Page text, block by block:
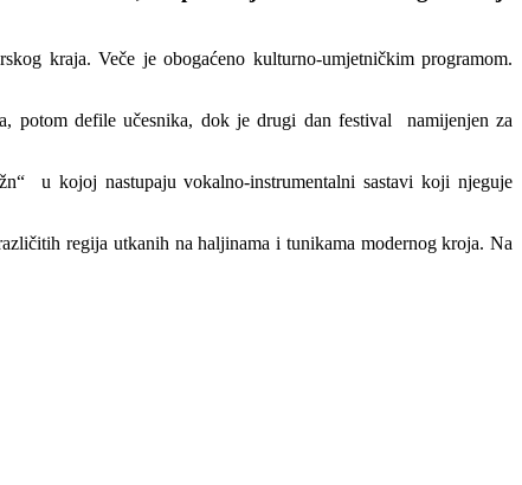
kraja. Veče je obogaćeno kulturno-umjetničkim programom.
potom defile učesnika, dok je drugi dan festival namijenjen za
u kojoj nastupaju vokalno-instrumentalni sastavi koji njeguje
regija utkanih na haljinama i tunikama modernog kroja. Na